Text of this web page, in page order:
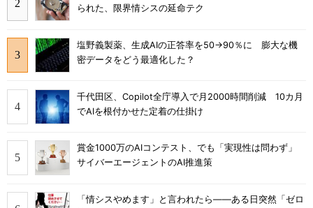
られた、限界情シスの延命テク
塩野義製薬、生成AIの正答率を50→90％に 膨大な機
密データをどう最適化した？
千代田区、Copilot全庁導入で月2000時間削減 10カ月
でAIを根付かせた定着の仕掛け
賞金1000万のAIコンテスト、でも「実現性は問わず」
サイバーエージェントのAI推進策
「情シスやめます」と言われたら――ある日突然「ゼロ